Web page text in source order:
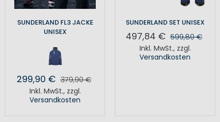
SUNDERLAND FL3 JACKE
UNISEX
299,90 € 379,90 €
Inkl. MwSt., zzgl.
Versandkosten
SUNDERLAND SET UNISEX
497,84 € 599,80 €
Inkl. MwSt., zzgl.
Versandkosten